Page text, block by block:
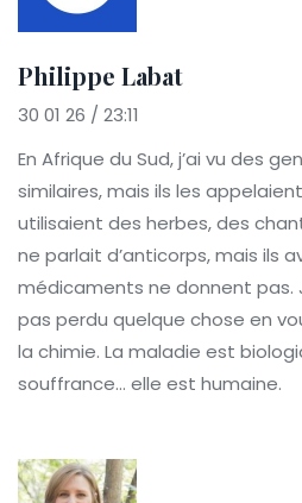
Philippe Labat
30 01 26 / 23:11
En Afrique du Sud, j’ai vu des
similaires, mais ils les
utilisaient des herbes, des
ne parlait d’anticorps, mais ils
médicaments ne donnent pas.
pas perdu quelque chose en
la chimie. La maladie est
souffrance… elle est humaine.